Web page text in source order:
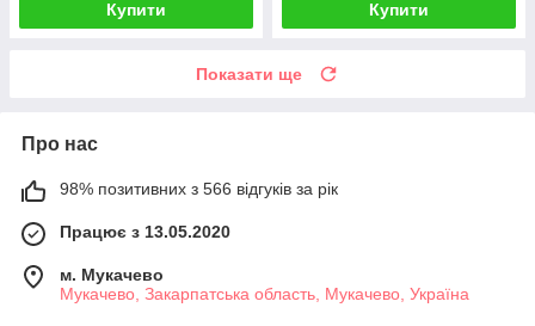
Купити Купити
Показати ще
Про нас
98% позитивних з 566 відгуків за рік
Працює з 13.05.2020
м. Мукачево
Мукачево, Закарпатська область, Мукачево, Україна